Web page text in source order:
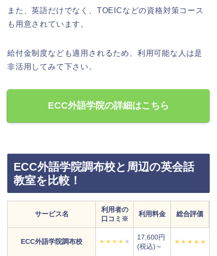
また、英語だけでなく、TOEICなどの資格対策コース
も用意されています。
給付金制度なども適用されるため、利用可能な人は是
非活用してみて下さい。
ECC外語学院の詳細はこちら
ECC外語学院調布校と周辺の英会話
教室を比較！
サービス名
利用者の
口コミ※
利用料金 総合評価
ECC外語学院調布校
17,600円
(税込)～